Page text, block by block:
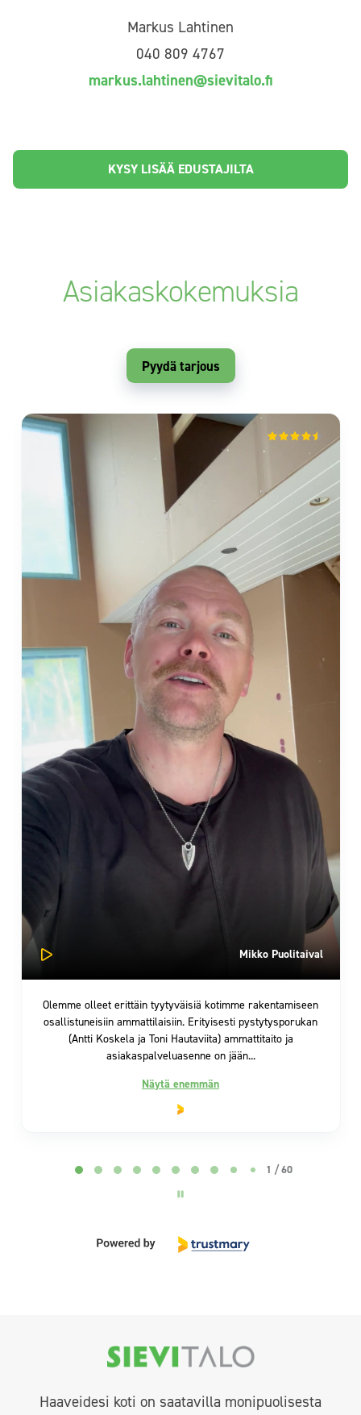
Markus Lahtinen
040 809 4767
markus.lahtinen@sievitalo.fi
KYSY LISÄÄ EDUSTAJILTA
Asiakaskokemuksia
Pyydä tarjous
mika vuorio
2 months ago
Sievitalo vaikuttaa luotettavalta toimijalta.
2 / 60
Haaveidesi koti on saatavilla monipuolisesta